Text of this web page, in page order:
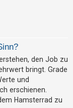
den Job zu
bringt. Grade
und
erschienen.
Hamsterrad zu